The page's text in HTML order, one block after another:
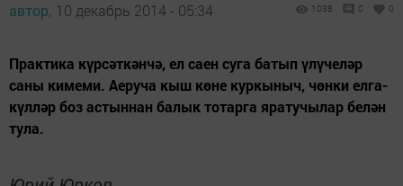
автор, 10 декабрь 2014 - 05:34 1038 0 0
Практика күрсәткәнчә, ел саен суга батып үлүчеләр
саны кимеми. Аеруча кыш көне куркыныч, чөнки елга-
күлләр боз астыннан балык тотарга яратучылар белән
тула.